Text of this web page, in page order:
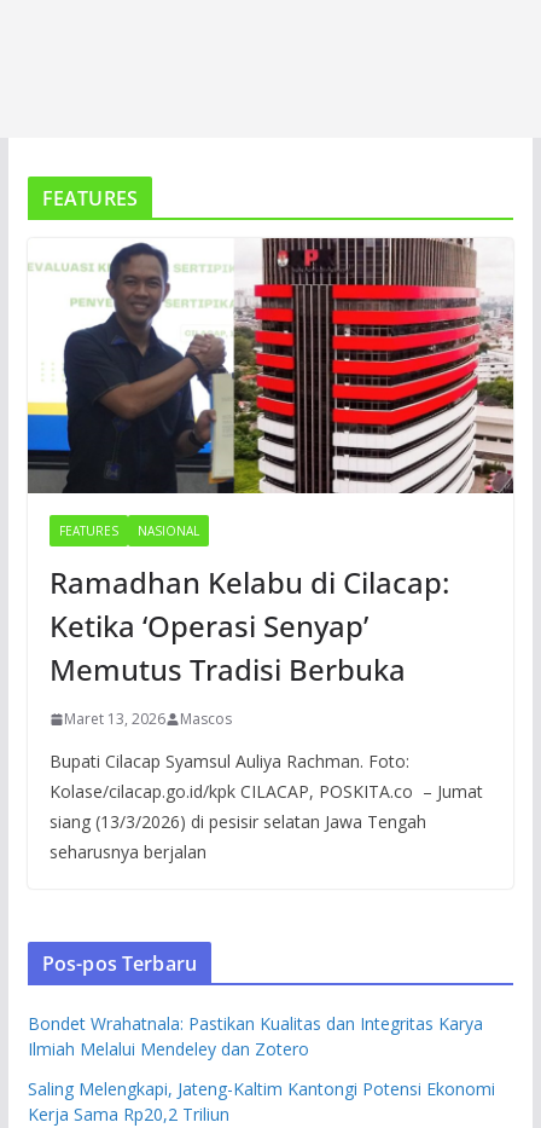
FEATURES
FEATURES NASIONAL
Ramadhan Kelabu di Cilacap:
Ketika ‘Operasi Senyap’
Memutus Tradisi Berbuka
Maret 13, 2026 Mascos
Bupati Cilacap Syamsul Auliya Rachman. Foto:
Kolase/cilacap.go.id/kpk CILACAP, POSKITA.co – Jumat
siang (13/3/2026) di pesisir selatan Jawa Tengah
seharusnya berjalan
Pos-pos Terbaru
Bondet Wrahatnala: Pastikan Kualitas dan Integritas Karya
Ilmiah Melalui Mendeley dan Zotero
Saling Melengkapi, Jateng-Kaltim Kantongi Potensi Ekonomi
Kerja Sama Rp20,2 Triliun